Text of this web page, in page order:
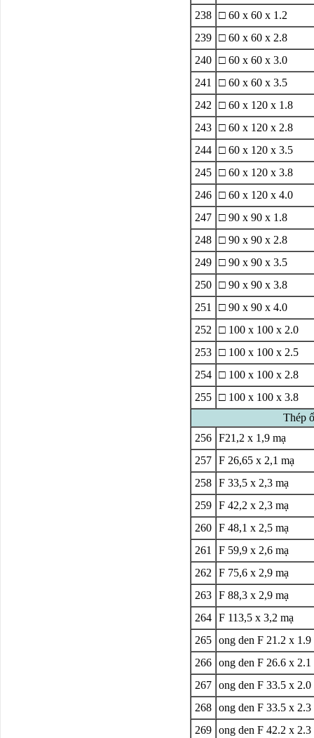
238 □ 60 x 60 x 1.2
239 □ 60 x 60 x 2.8
240 □ 60 x 60 x 3.0
241
□ 60 x 60 x 3.5
242
□ 60 x 120 x 1.8
243 □ 60 x 120 x 2.8
244 □ 60 x 120 x 3.5
245 □ 60 x 120 x 3.8
246 □ 60 x 120 x 4.0
247 □ 90 x 90 x 1.8
248 □ 90 x 90 x 2.8
249 □ 90 x 90 x 3.5
250 □ 90 x 90 x 3.8
251
□ 90 x 90 x 4.0
252
□ 100 x 100 x 2.0
253 □ 100 x 100 x 2.5
254 □ 100 x 100 x 2.8
255 □ 100 x 100 x 3.8
Thép
256 F21,2 x 1,9 mạ
257 F 26,65 x 2,1 mạ
258 F 33,5 x 2,3 mạ
259 F 42,2 x 2,3 mạ
260 F 48,1 x 2,5 mạ
261
F 59,9 x 2,6 mạ
262
F 75,6 x 2,9 mạ
263 F 88,3 x 2,9 mạ
264 F 113,5 x 3,2 mạ
265 ong den F 21.2 x 1.9
266 ong den F 26.6 x 2.1
267 ong den F 33.5 x 2.0
268 ong den F 33.5 x 2.3
269 ong den F 42.2 x 2.3